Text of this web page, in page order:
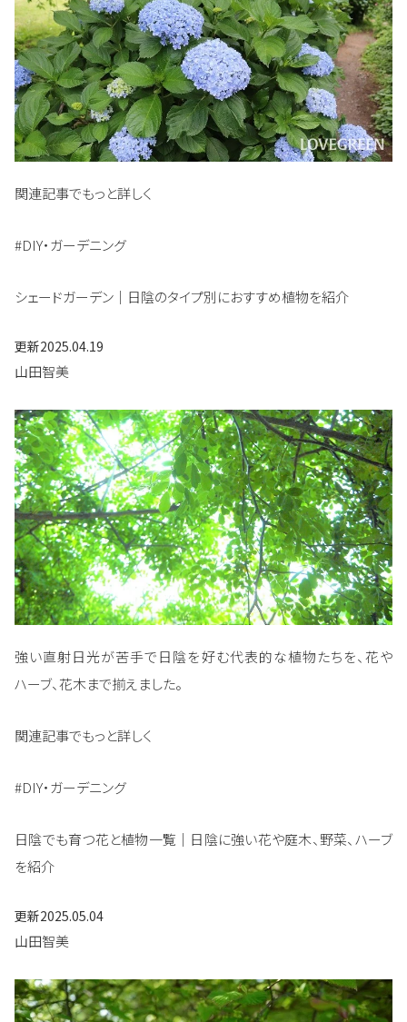
関連記事でもっと詳しく
#DIY・ガーデニング
シェードガーデン｜日陰のタイプ別におすすめ植物を紹介
更新2025.04.19
山田智美
強い直射日光が苦手で日陰を好む代表的な植物たちを、花や
ハーブ、花木まで揃えました。
関連記事でもっと詳しく
#DIY・ガーデニング
日陰でも育つ花と植物一覧｜日陰に強い花や庭木、野菜、ハーブ
を紹介
更新2025.05.04
山田智美